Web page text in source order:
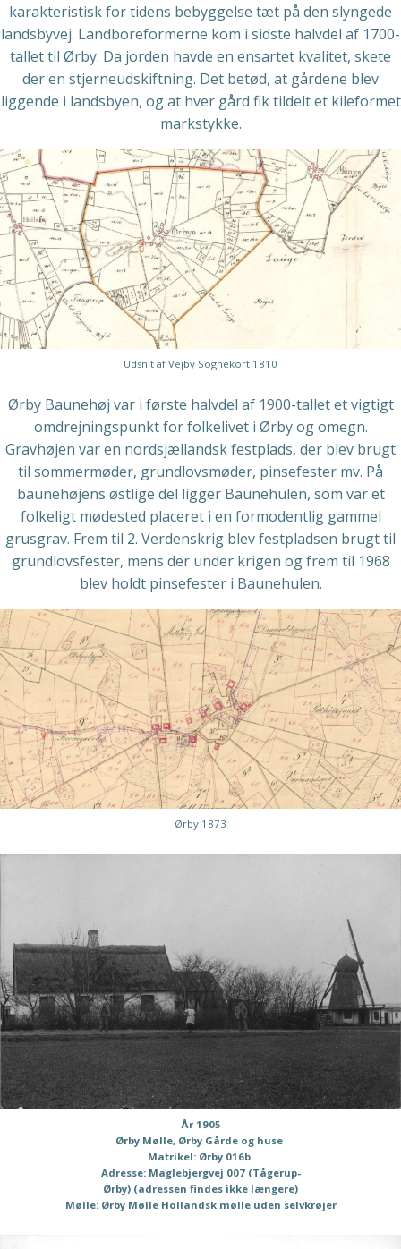
karakteristisk for tidens bebyggelse tæt på den slyngede
landsbyvej. Landboreformerne kom i sidste halvdel af 1700-
tallet til Ørby. Da jorden havde en ensartet kvalitet, skete
der en stjerneudskiftning. Det betød, at gårdene blev
liggende i landsbyen, og at hver gård fik tildelt et kileformet
markstykke.
Udsnit af Vejby Sognekort 1810
Ørby Baunehøj var i første halvdel af 1900-tallet et vigtigt
omdrejningspunkt for folkelivet i Ørby og omegn.
Gravhøjen var en nordsjællandsk festplads, der blev brugt
til sommermøder, grundlovsmøder, pinsefester mv. På
baunehøjens østlige del ligger Baunehulen, som var et
folkeligt mødested placeret i en formodentlig gammel
grusgrav. Frem til 2. Verdenskrig blev festpladsen brugt til
grundlovsfester, mens der under krigen og frem til 1968
blev holdt pinsefester i Baunehulen.
Ørby 1873
År 1905
Ørby Mølle, Ørby Gårde og huse
Matrikel: Ørby 016b
Adresse: Maglebjergvej 007 (Tågerup-
Ørby) (adressen findes ikke længere)
Mølle: Ørby Mølle Hollandsk mølle uden selvkrøjer